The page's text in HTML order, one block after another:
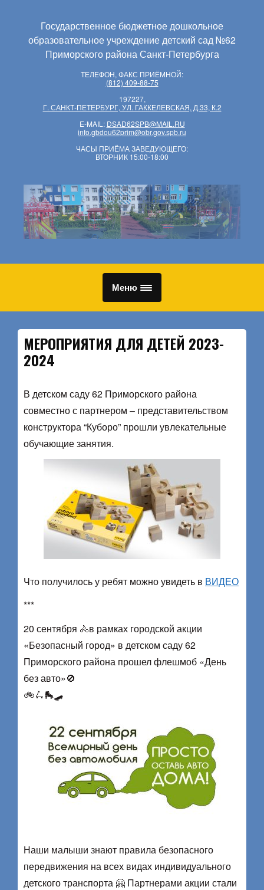
Государственное бюджетное дошкольное
образовательное учреждение детский сад №62
Приморского района Санкт-Петербурга
ТЕЛЕФОН, ФАКС ПРИЁМНОЙ:
(812) 409-88-75
197227,
Г. САНКТ-ПЕТЕРБУРГ, УЛ. ГАККЕЛЕВСКАЯ, Д.33, К.2
E-MAIL: DSAD62SPB@MAIL.RU
info.gbdou62prim@obr.gov.spb.ru
ЧАСЫ ПРИЁМА ЗАВЕДУЮЩЕГО:
ВТОРНИК 15:00-18:00
Меню
МЕРОПРИЯТИЯ ДЛЯ ДЕТЕЙ 2023-
2024
В детском саду 62 Приморского района
совместно с партнером – представительством
конструктора “Куборо” прошли увлекательные
обучающие занятия.
Что получилось у ребят можно увидеть в ВИДЕО
***
20 сентября 🚴в рамках городской акции
«Безопасный город» в детском саду 62
Приморского района прошел флешмоб «День
без авто»🚫
🚲🛴🛼🛹
Наши малыши знают правила безопасного
передвижения на всех видах индивидуального
детского транспорта 🤗 Партнерами акции стали